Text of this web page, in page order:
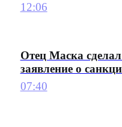
12:06
Отец Маска
заявление о
07:40